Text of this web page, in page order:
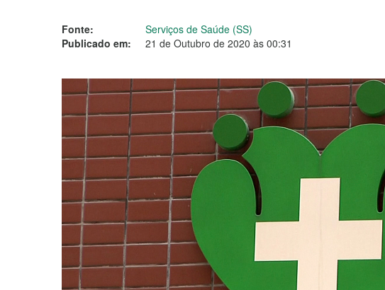
Fonte:
Serviços de Saúde (SS)
Publicado em:
21 de Outubro de 2020 às 00:31